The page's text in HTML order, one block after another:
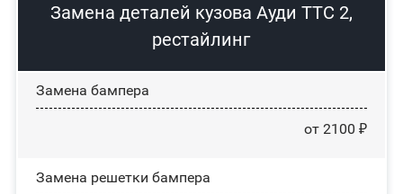
Замена деталей кузова Ауди ТТС 2,
рестайлинг
Замена бампера
от 2100 ₽
Замена решетки бампера